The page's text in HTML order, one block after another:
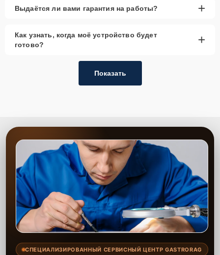
Выдаётся ли вами гарантия на работы? +
Как узнать, когда моё устройство будет
готово?
+
Показать
СПЕЦИАЛИЗИРОВАННЫЙ СЕРВИСНЫЙ ЦЕНТР GASTRORAG